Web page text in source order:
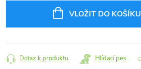
VLOŽIT DO KOŠÍKU
Dotaz k produktu Hlídací pes